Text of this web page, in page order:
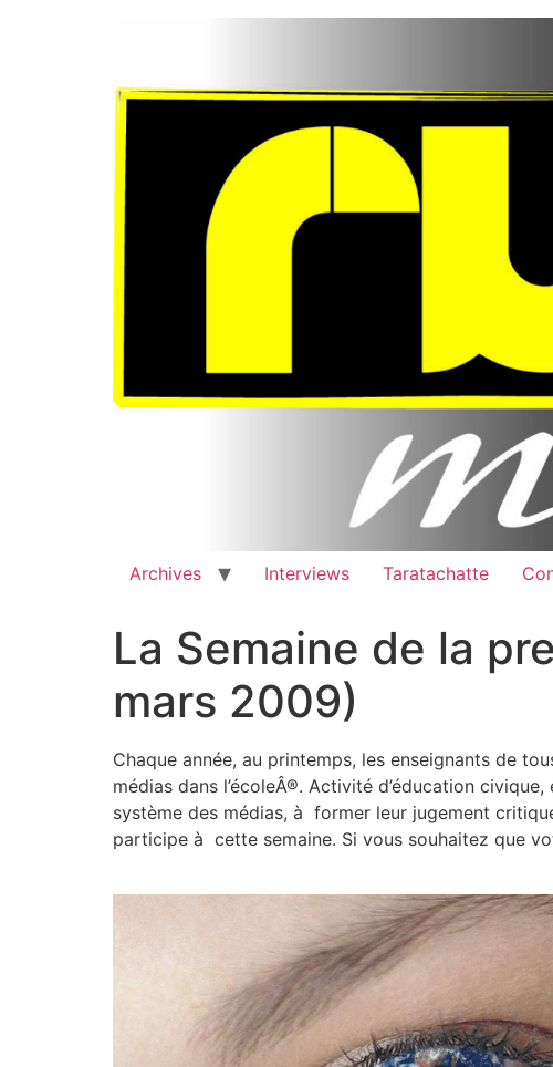
Archives Interviews Taratachatte
La Semaine de la
mars 2009)
Chaque année, au printemps, les enseignants de
médias dans l’écoleÂ®. Activité d’éducation
système des médias, à former leur jugement
participe à cette semaine. Si vous souhaitez que